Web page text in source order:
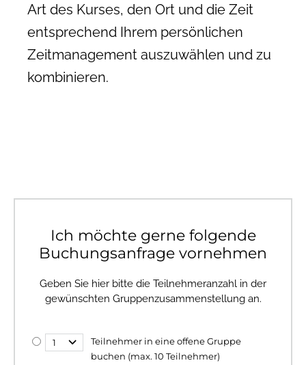
Art des Kurses, den Ort und die Zeit
entsprechend Ihrem persönlichen
Zeitmanagement auszuwählen und zu
kombinieren.
Ich möchte gerne folgende
Buchungsanfrage vornehmen
Geben Sie hier bitte die Teilnehmeranzahl in der
gewünschten Gruppenzusammenstellung an.
Teilnehmer in eine offene Gruppe
buchen (max. 10 Teilnehmer)